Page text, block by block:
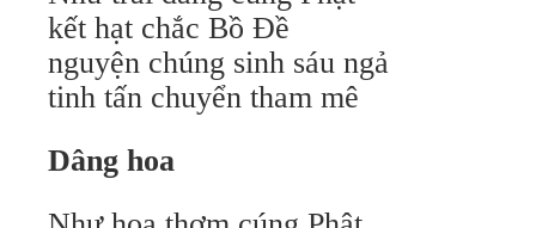
kết hạt chắc Bồ Đề
nguyện chúng sinh sáu ngả
tinh tấn chuyển tham mê
Dâng hoa